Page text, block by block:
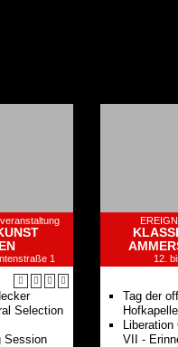
1
Selection
Session
12.
Tag der
VII -